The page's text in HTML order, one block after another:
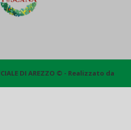
DI AREZZO © - Realizzato da